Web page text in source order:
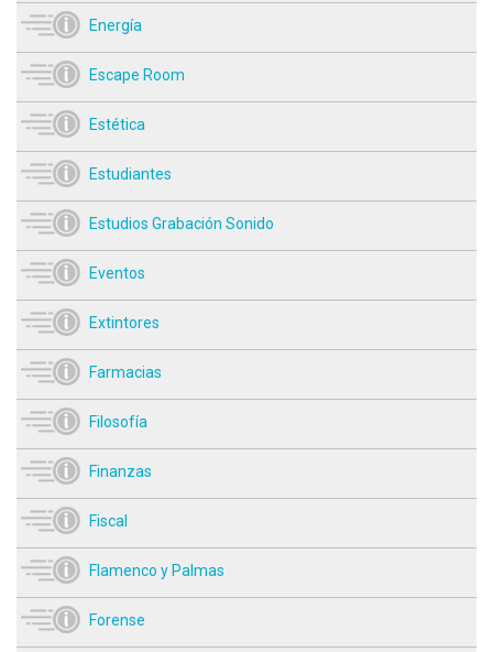
Energía
Escape Room
Estética
Estudiantes
Estudios Grabación Sonido
Eventos
Extintores
Farmacias
Filosofía
Finanzas
Fiscal
Flamenco y Palmas
Forense